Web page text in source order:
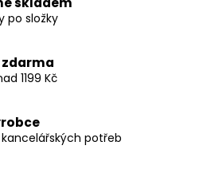
po složky
1199 Kč
potřeb